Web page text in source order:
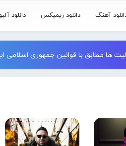
آهنگ دانلود ریمیکس دانلود
ها مطابق با قوانین جمهوری اسلامی